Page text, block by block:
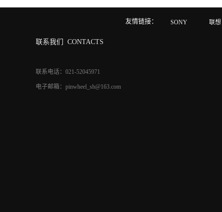
友情链接： SONY 联想
联系我们 CONTACTS
联系电话：021-52045971
电子邮箱：pinwheel_sh@163.com